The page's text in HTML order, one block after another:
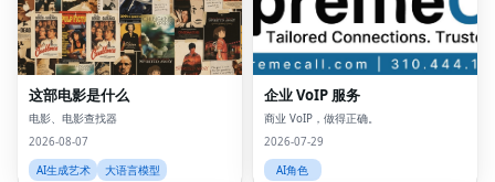
这部电影是什么
电影、电影查找器
2026-08-07
AI生成艺术
大语言模型
企业 VoIP 服务
商业 VoIP，做得正确。
2026-07-29
AI角色